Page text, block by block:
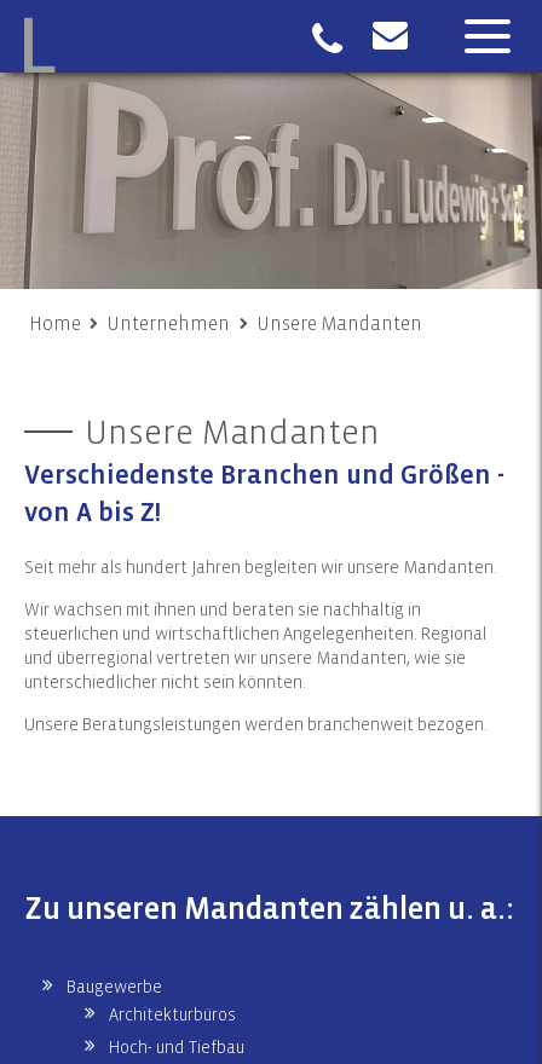
Home Unternehmen Unsere Mandanten
Unsere Mandanten
Verschiedenste Branchen und Größen -
von A bis Z!
Seit mehr als hundert Jahren begleiten wir unsere Mandanten.
Wir wachsen mit ihnen und beraten sie nachhaltig in
steuerlichen und wirtschaftlichen Angelegenheiten. Regional
und überregional vertreten wir unsere Mandanten, wie sie
unterschiedlicher nicht sein könnten.
Unsere Beratungsleistungen werden branchenweit bezogen.
Zu unseren Mandanten zählen u. a.:
Baugewerbe
Architekturbüros
Hoch- und Tiefbau